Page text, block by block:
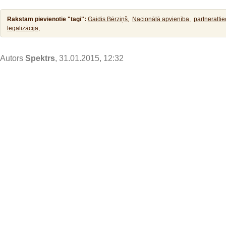
Rakstam pievienotie "tagi": Gaidis Bērziņš, Nacionālā apvienība,
legalizācija,
Autors Spektrs, 31.01.2015, 12:32